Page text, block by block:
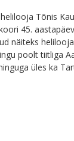
Tõnis
45.
näiteks
poolt tiitliga
üles ka